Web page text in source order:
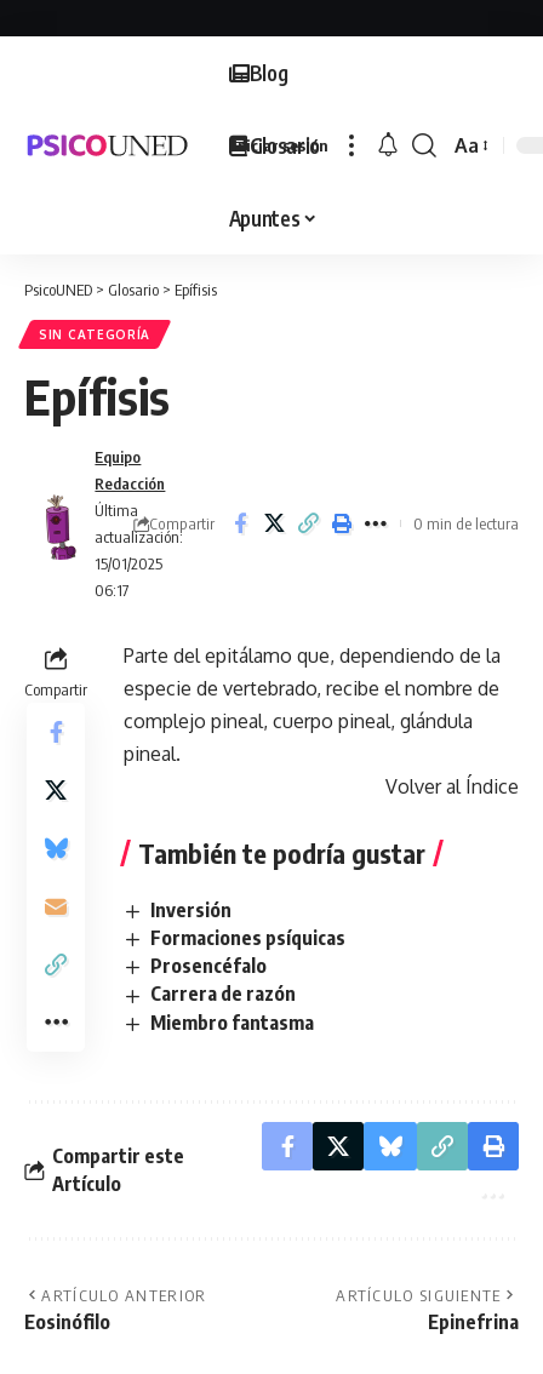
Blog
Glosario
Apuntes
Iniciar sesión
Font
Aa
PsicoUNED > Glosario > Epífisis
SIN CATEGORÍA
Epífisis
Última
actualización:
15/01/2025
06:17
Equipo
Redacción
Compartir 0 min de lectura
Compartir
Parte del epitálamo que, dependiendo de la
especie de vertebrado, recibe el nombre de
complejo pineal, cuerpo pineal, glándula
pineal.
Volver al Índice
También te podría gustar
Inversión
Formaciones psíquicas
Prosencéfalo
Carrera de razón
Miembro fantasma
Compartir este
Artículo
ARTÍCULO ANTERIOR
Eosinófilo
ARTÍCULO SIGUIENTE
Epinefrina